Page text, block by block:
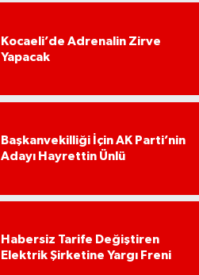
Kocaeli’de Adrenalin Zirve
Yapacak
Başkanvekilliği İçin AK Parti’nin
Adayı Hayrettin Ünlü
Habersiz Tarife Değiştiren
Elektrik Şirketine Yargı Freni